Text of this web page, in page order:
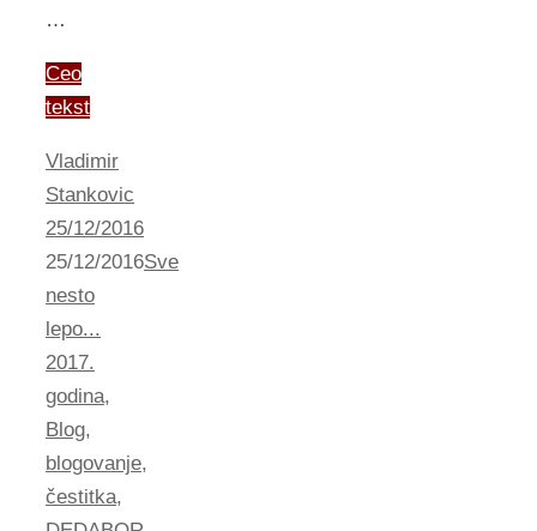
…
Ceo
tekst
Vladimir
Stankovic
25/12/2016
25/12/2016Sve
nesto
lepo...
2017.
godina,
Blog,
blogovanje,
čestitka,